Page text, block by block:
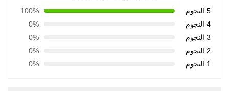
5 النجوم
100%
4 النجوم
0%
3 النجوم
0%
2 النجوم
0%
1 النجوم
0%